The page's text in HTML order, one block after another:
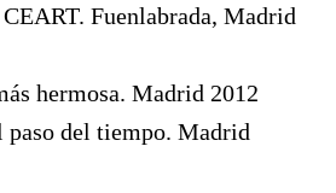
Fuenlabrada, Madrid
hermosa. Madrid 2012
paso del tiempo. Madrid